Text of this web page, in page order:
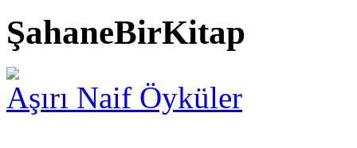
ŞahaneBirKitap
Aşırı Naif Öyküler